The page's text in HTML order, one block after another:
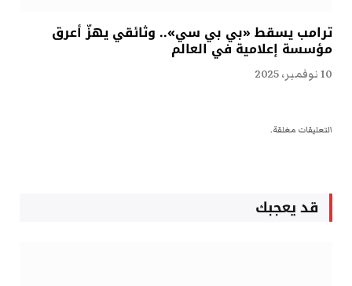
ترامب يسقط «بي بي سي».. وثائقي يهزّ أعرق
مؤسسة إعلامية في العالم
10 نوفمبر، 2025
التعليقات مغلقة.
قد يعجبك